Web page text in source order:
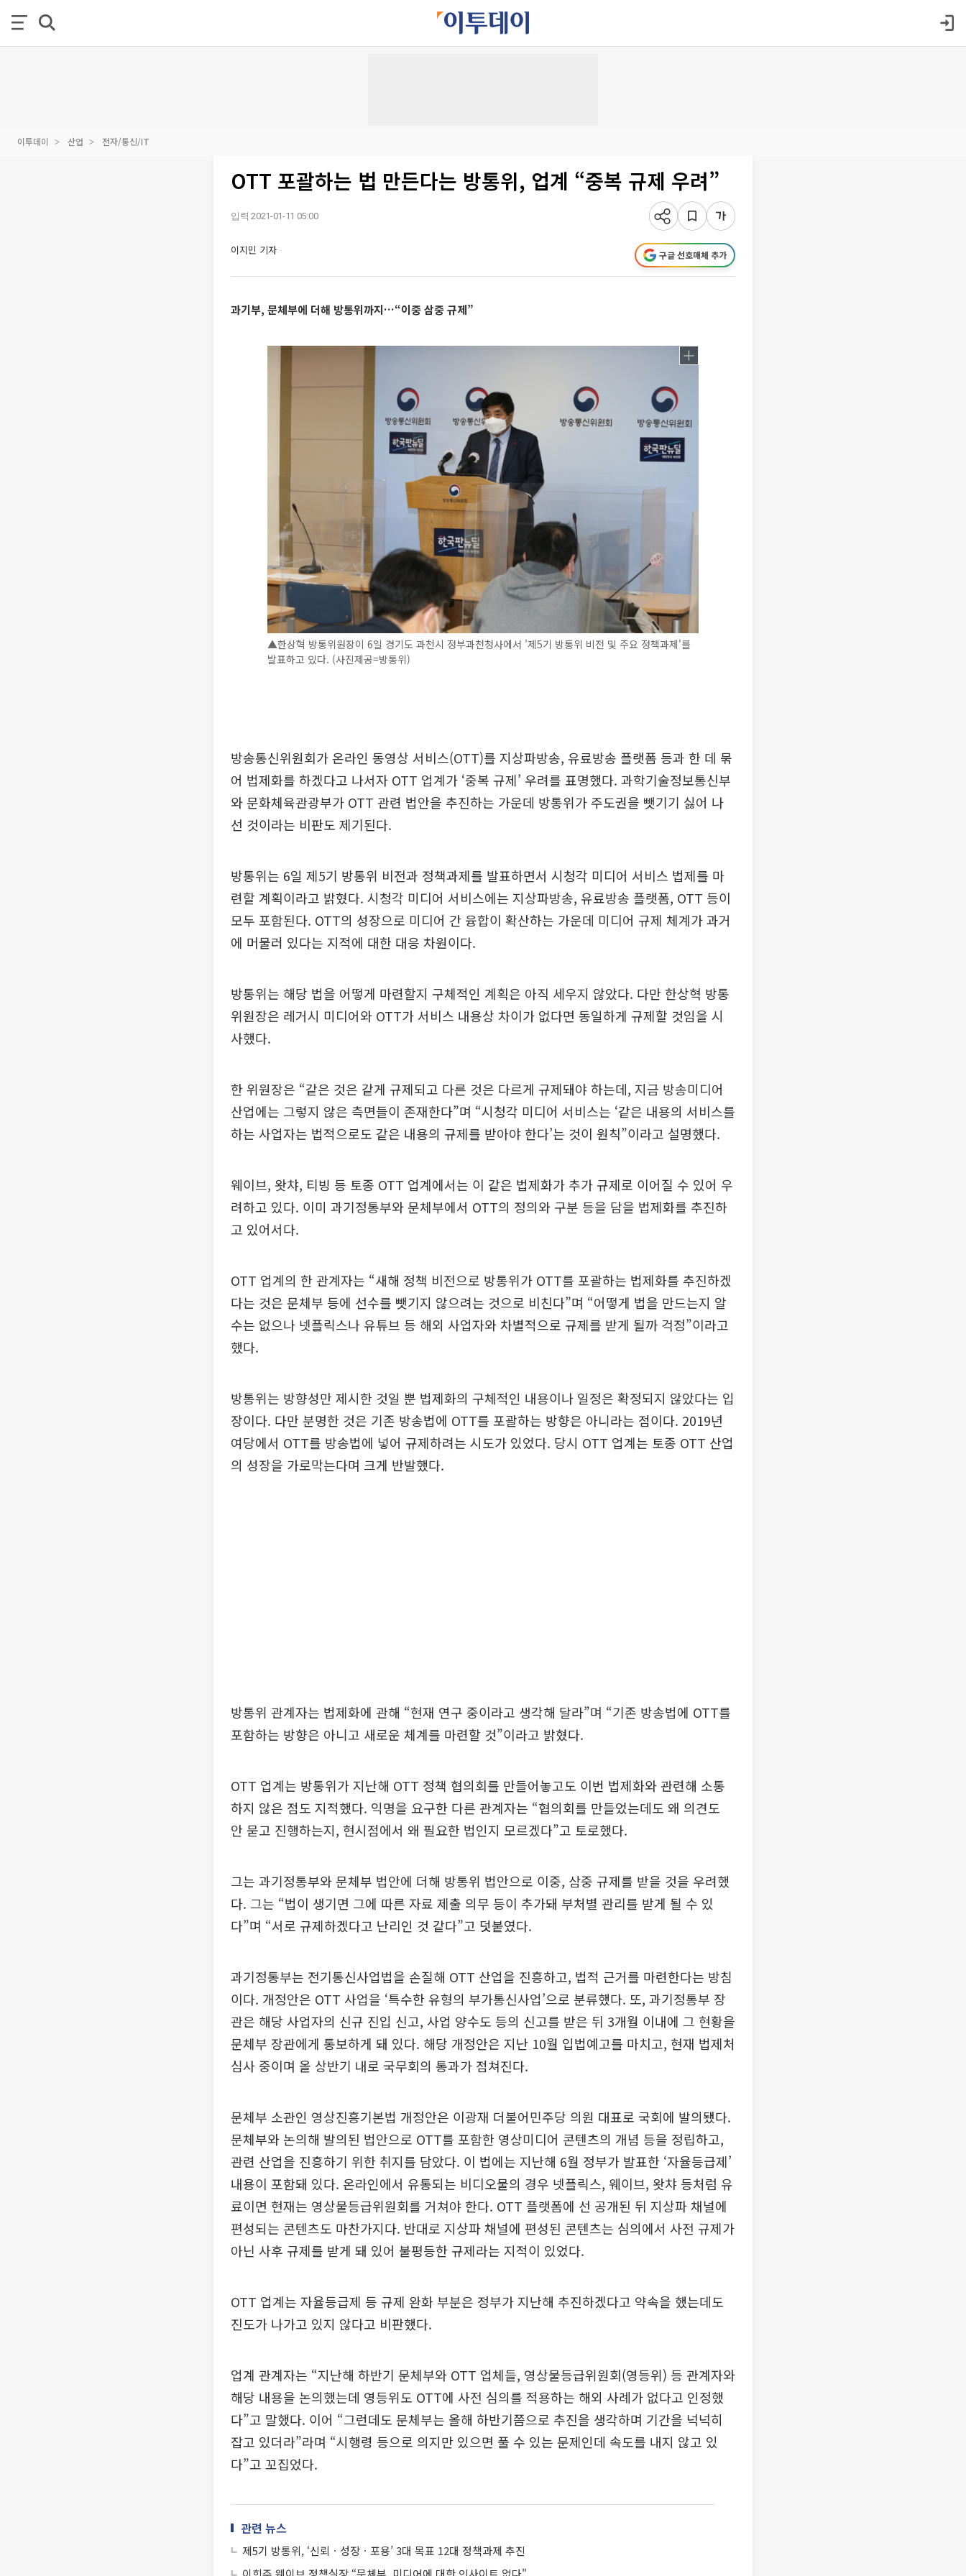
이투데이 산업 전자/통신/IT
OTT 포괄하는 법 만든다는 방통위, 업계 “중복 규제 우려”
입력 2021-01-11 05:00
이지민 기자 구글 선호매체 추가
과기부, 문체부에 더해 방통위까지…“이중 삼중 규제”
▲한상혁 방통위원장이 6일 경기도 과천시 정부과천청사에서 '제5기 방통위 비전 및 주요 정책과제'를
발표하고 있다. (사진제공=방통위)
방송통신위원회가 온라인 동영상 서비스(OTT)를 지상파방송, 유료방송 플랫폼 등과 한 데 묶
어 법제화를 하겠다고 나서자 OTT 업계가 ‘중복 규제’ 우려를 표명했다. 과학기술정보통신부
와 문화체육관광부가 OTT 관련 법안을 추진하는 가운데 방통위가 주도권을 뺏기기 싫어 나
선 것이라는 비판도 제기된다.
방통위는 6일 제5기 방통위 비전과 정책과제를 발표하면서 시청각 미디어 서비스 법제를 마
련할 계획이라고 밝혔다. 시청각 미디어 서비스에는 지상파방송, 유료방송 플랫폼, OTT 등이
모두 포함된다. OTT의 성장으로 미디어 간 융합이 확산하는 가운데 미디어 규제 체계가 과거
에 머물러 있다는 지적에 대한 대응 차원이다.
방통위는 해당 법을 어떻게 마련할지 구체적인 계획은 아직 세우지 않았다. 다만 한상혁 방통
위원장은 레거시 미디어와 OTT가 서비스 내용상 차이가 없다면 동일하게 규제할 것임을 시
사했다.
한 위원장은 “같은 것은 같게 규제되고 다른 것은 다르게 규제돼야 하는데, 지금 방송미디어
산업에는 그렇지 않은 측면들이 존재한다”며 “시청각 미디어 서비스는 ‘같은 내용의 서비스를
하는 사업자는 법적으로도 같은 내용의 규제를 받아야 한다’는 것이 원칙”이라고 설명했다.
웨이브, 왓챠, 티빙 등 토종 OTT 업계에서는 이 같은 법제화가 추가 규제로 이어질 수 있어 우
려하고 있다. 이미 과기정통부와 문체부에서 OTT의 정의와 구분 등을 담을 법제화를 추진하
고 있어서다.
OTT 업계의 한 관계자는 “새해 정책 비전으로 방통위가 OTT를 포괄하는 법제화를 추진하겠
다는 것은 문체부 등에 선수를 뺏기지 않으려는 것으로 비친다”며 “어떻게 법을 만드는지 알
수는 없으나 넷플릭스나 유튜브 등 해외 사업자와 차별적으로 규제를 받게 될까 걱정”이라고
했다.
방통위는 방향성만 제시한 것일 뿐 법제화의 구체적인 내용이나 일정은 확정되지 않았다는 입
장이다. 다만 분명한 것은 기존 방송법에 OTT를 포괄하는 방향은 아니라는 점이다. 2019년
여당에서 OTT를 방송법에 넣어 규제하려는 시도가 있었다. 당시 OTT 업계는 토종 OTT 산업
의 성장을 가로막는다며 크게 반발했다.
방통위 관계자는 법제화에 관해 “현재 연구 중이라고 생각해 달라”며 “기존 방송법에 OTT를
포함하는 방향은 아니고 새로운 체계를 마련할 것”이라고 밝혔다.
OTT 업계는 방통위가 지난해 OTT 정책 협의회를 만들어놓고도 이번 법제화와 관련해 소통
하지 않은 점도 지적했다. 익명을 요구한 다른 관계자는 “협의회를 만들었는데도 왜 의견도
안 묻고 진행하는지, 현시점에서 왜 필요한 법인지 모르겠다”고 토로했다.
그는 과기정통부와 문체부 법안에 더해 방통위 법안으로 이중, 삼중 규제를 받을 것을 우려했
다. 그는 “법이 생기면 그에 따른 자료 제출 의무 등이 추가돼 부처별 관리를 받게 될 수 있
다”며 “서로 규제하겠다고 난리인 것 같다”고 덧붙였다.
과기정통부는 전기통신사업법을 손질해 OTT 산업을 진흥하고, 법적 근거를 마련한다는 방침
이다. 개정안은 OTT 사업을 ‘특수한 유형의 부가통신사업’으로 분류했다. 또, 과기정통부 장
관은 해당 사업자의 신규 진입 신고, 사업 양수도 등의 신고를 받은 뒤 3개월 이내에 그 현황을
문체부 장관에게 통보하게 돼 있다. 해당 개정안은 지난 10월 입법예고를 마치고, 현재 법제처
심사 중이며 올 상반기 내로 국무회의 통과가 점쳐진다.
문체부 소관인 영상진흥기본법 개정안은 이광재 더불어민주당 의원 대표로 국회에 발의됐다.
문체부와 논의해 발의된 법안으로 OTT를 포함한 영상미디어 콘텐츠의 개념 등을 정립하고,
관련 산업을 진흥하기 위한 취지를 담았다. 이 법에는 지난해 6월 정부가 발표한 ‘자율등급제’
내용이 포함돼 있다. 온라인에서 유통되는 비디오물의 경우 넷플릭스, 웨이브, 왓챠 등처럼 유
료이면 현재는 영상물등급위원회를 거쳐야 한다. OTT 플랫폼에 선 공개된 뒤 지상파 채널에
편성되는 콘텐츠도 마찬가지다. 반대로 지상파 채널에 편성된 콘텐츠는 심의에서 사전 규제가
아닌 사후 규제를 받게 돼 있어 불평등한 규제라는 지적이 있었다.
OTT 업계는 자율등급제 등 규제 완화 부분은 정부가 지난해 추진하겠다고 약속을 했는데도
진도가 나가고 있지 않다고 비판했다.
업계 관계자는 “지난해 하반기 문체부와 OTT 업체들, 영상물등급위원회(영등위) 등 관계자와
해당 내용을 논의했는데 영등위도 OTT에 사전 심의를 적용하는 해외 사례가 없다고 인정했
다”고 말했다. 이어 “그런데도 문체부는 올해 하반기쯤으로 추진을 생각하며 기간을 넉넉히
잡고 있더라”라며 “시행령 등으로 의지만 있으면 풀 수 있는 문제인데 속도를 내지 않고 있
다”고 꼬집었다.
관련 뉴스
제5기 방통위, ‘신뢰ㆍ성장ㆍ포용’ 3대 목표 12대 정책과제 추진